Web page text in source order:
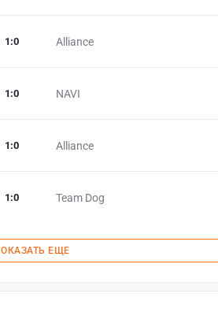
Alliance
1 :0
NAVI
1 :0
Alliance
1 :0
Team Dog
1 :0
ЕЩЕ